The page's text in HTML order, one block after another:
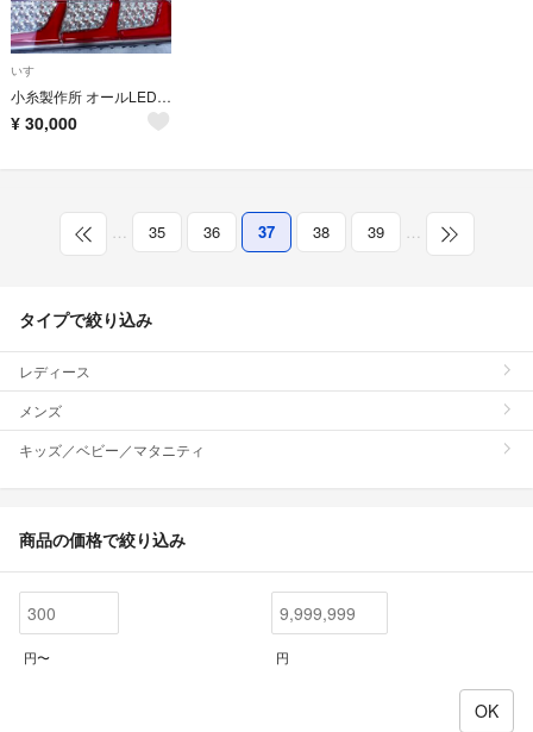
いすゞ
小糸製作所 オールLED リアコンビネーション テールランプ
¥ 30,000
… 35 36 37 38 39 …
タイプで絞り込み
レディース
メンズ
キッズ／ベビー／マタニティ
商品の価格で絞り込み
円〜 円